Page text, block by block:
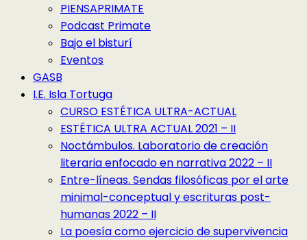
PIENSAPRIMATE
Podcast Primate
Bajo el bisturí
Eventos
GASB
I.E. Isla Tortuga
CURSO ESTÉTICA ULTRA-ACTUAL
ESTÉTICA ULTRA ACTUAL 2021 – II
Noctámbulos. Laboratorio de creación
literaria enfocado en narrativa 2022 – II
Entre-líneas. Sendas filosóficas por el arte
minimal-conceptual y escrituras post-
humanas 2022 – II
La poesía como ejercicio de supervivencia